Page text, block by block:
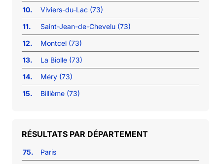
10.
Viviers-du-Lac (73)
11.
Saint-Jean-de-Chevelu (73)
12.
Montcel (73)
13.
La Biolle (73)
14.
Méry (73)
15.
Billième (73)
RÉSULTATS PAR DÉPARTEMENT
75.
Paris